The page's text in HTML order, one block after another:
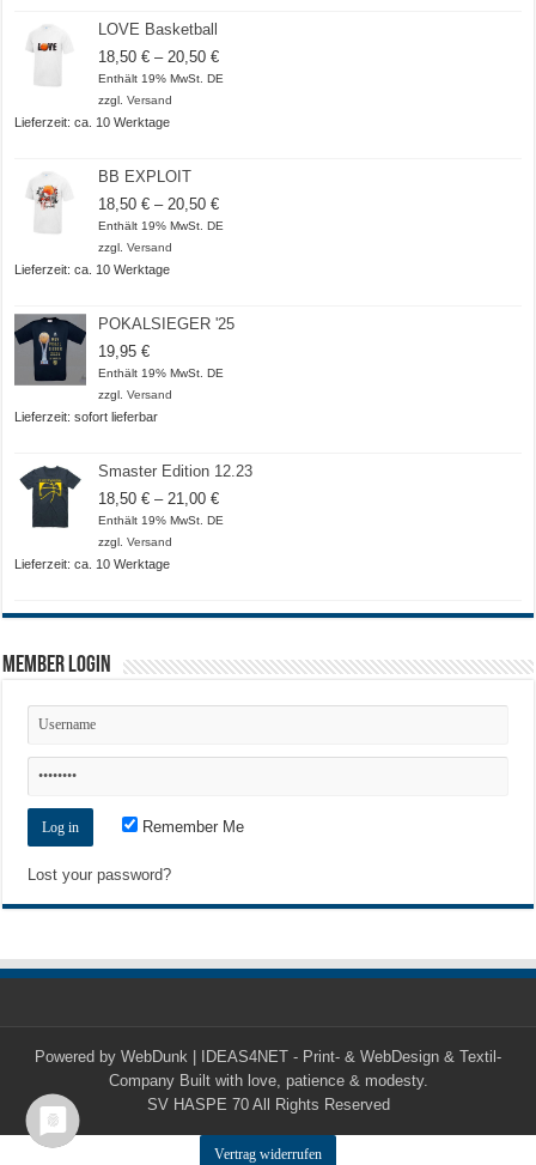
LOVE Basketball
18,50€ – 20,50€Preisspanne:
18,50 €
Enthält 19% MwSt. DE
zzgl.Versand
Lieferzeit: ca. 10 Werktage
BB EXPLOIT
18,50€ – 20,50€Preisspanne:
18,50 €
Enthält 19% MwSt. DE
zzgl.Versand
Lieferzeit: ca. 10 Werktage
POKALSIEGER '25
19,95€
Enthält 19% MwSt. DE
zzgl.Versand
Lieferzeit: sofort lieferbar
Smaster Edition 12.23
18,50€ – 21,00€Preisspanne:
18,50 €
Enthält 19% MwSt. DE
zzgl.Versand
Lieferzeit: ca. 10 Werktage
Member Login
Remember Me
Lost your password?
Powered by WebDunk | IDEAS4NET - Print- & WebDesign & Textil-
CompanyBuilt with love, patience & modesty.
SV HASPE 70All Rights Reserved
Vertrag widerrufen